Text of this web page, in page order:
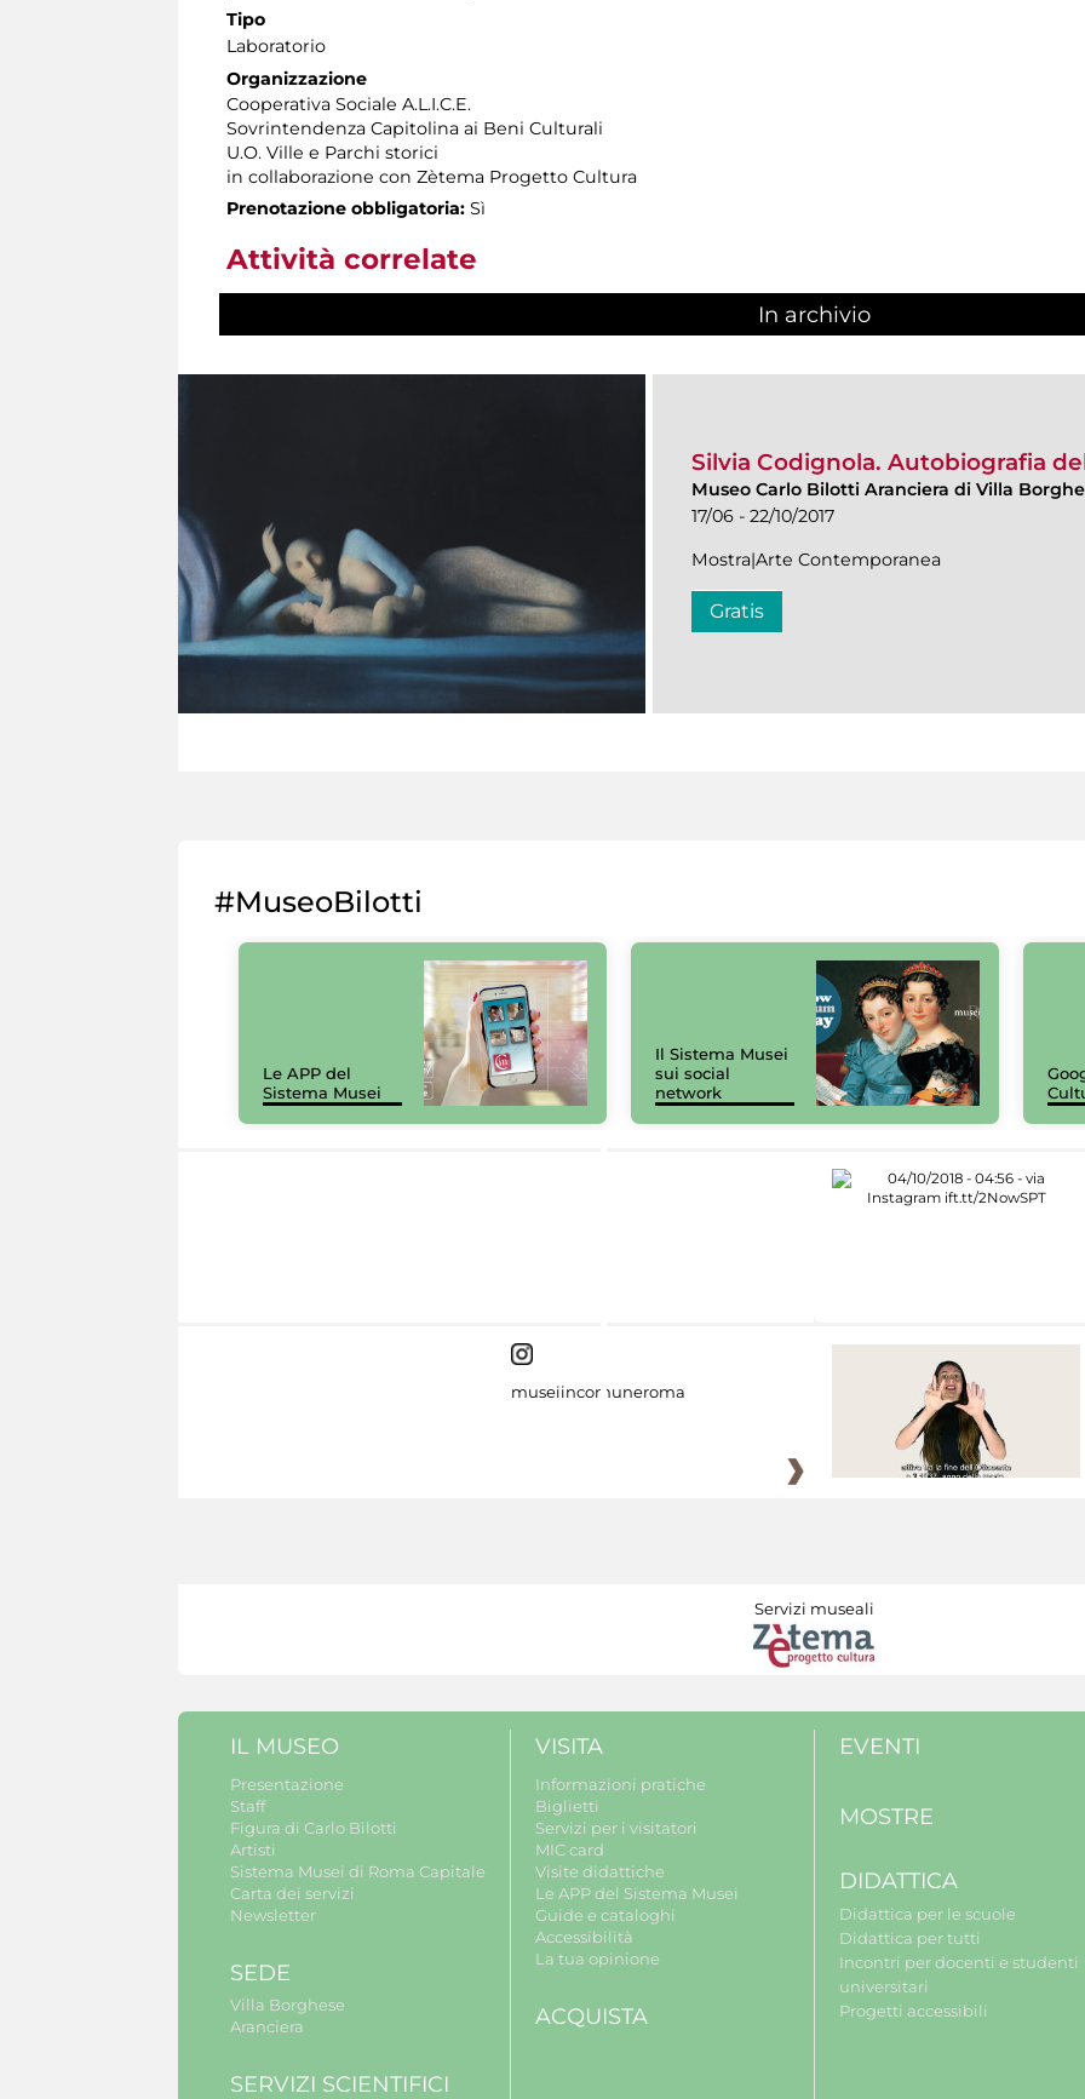
Tipo
Laboratorio
Organizzazione
Cooperativa Sociale A.L.I.C.E.
Sovrintendenza Capitolina ai Beni Culturali
U.O. Ville e Parchi storici
in collaborazione con Zètema Progetto Cultura
Prenotazione obbligatoria: Sì
Attività correlate
In archivio
Silvia Codignola. Autobiografia
Museo Carlo Bilotti Aranciera di Villa
17/06 - 22/10/2017
Mostra|Arte Contemporanea
Gratis
#MuseoBilotti
Le APP del
Sistema Musei
Il Sistema Musei
sui social
network
museiincomuneroma
Servizi museali
IL MUSEO
Presentazione
Staff
Figura di Carlo Bilotti
Artisti
Sistema Musei di Roma Capitale
Carta dei servizi
Newsletter
SEDE
Villa Borghese
Aranciera
SERVIZI SCIENTIFICI
VISITA
Informazioni pratiche
Biglietti
Servizi per i visitatori
MIC card
Visite didattiche
Le APP del Sistema Musei
Guide e cataloghi
Accessibilità
La tua opinione
ACQUISTA
EVENTI
MOSTRE
DIDATTICA
Didattica per le scuole
Didattica per tutti
Incontri per docenti e studenti
universitari
Progetti accessibili